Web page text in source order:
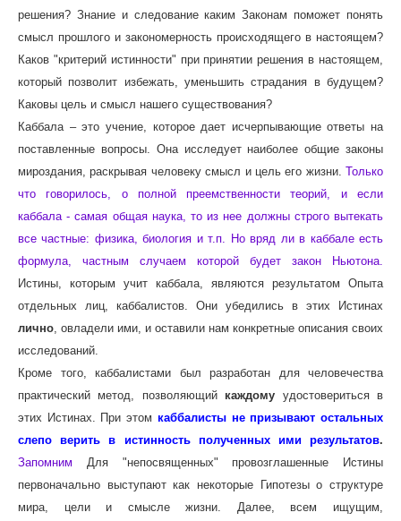
решения? Знание и следование каким Законам поможет понять
смысл прошлого и закономерность происходящего в настоящем?
Каков "критерий истинности" при принятии решения в настоящем,
который позволит избежать, уменьшить страдания в будущем?
Каковы цель и смысл нашего существования?
Каббала – это учение, которое дает исчерпывающие ответы на
поставленные вопросы. Она исследует наиболее общие законы
мироздания, раскрывая человеку смысл и цель его жизни. Только
что говорилось, о полной преемственности теорий, и если
каббала - самая общая наука, то из нее должны строго вытекать
все частные: физика, биология и т.п. Но вряд ли в каббале есть
формула, частным случаем которой будет закон Ньютона.
Истины, которым учит каббала, являются результатом Опыта
отдельных лиц, каббалистов. Они убедились в этих Истинах
лично , овладели ими, и оставили нам конкретные описания своих
исследований.
Кроме того, каббалистами был разработан для человечества
практический метод, позволяющий каждому удостовериться в
этих Истинах. При этом каббалисты не призывают остальных
слепо верить в истинность полученных ими результатов.
Запомним Для "непосвященных" провозглашенные Истины
первоначально выступают как некоторые Гипотезы о структуре
мира, цели и смысле жизни. Далее, всем ищущим,